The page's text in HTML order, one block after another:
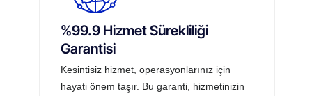
%99.9 Hizmet Sürekliliği
Garantisi
Kesintisiz hizmet, operasyonlarınız için
hayati önem taşır. Bu garanti, hizmetinizin